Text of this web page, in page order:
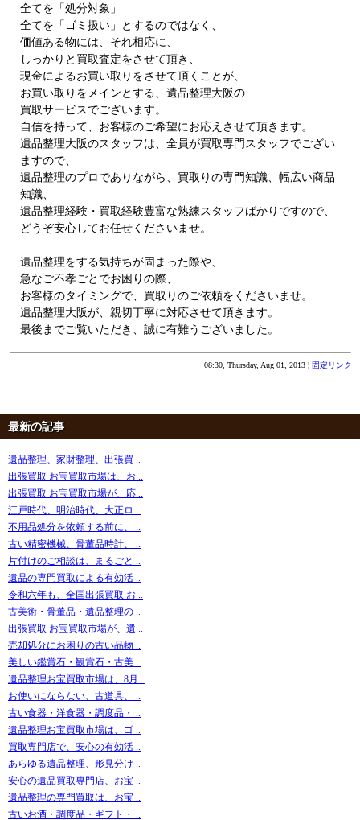
全てを「処分対象」
全てを「ゴミ扱い」とするのではなく、
価値ある物には、それ相応に、
しっかりと買取査定をさせて頂き、
現金によるお買い取りをさせて頂くことが、
お買い取りをメインとする、遺品整理大阪の
買取サービスでございます。
自信を持って、お客様のご希望にお応えさせて頂きます。
遺品整理大阪のスタッフは、全員が買取専門スタッフでござい
ますので、
遺品整理のプロでありながら、買取りの専門知識、幅広い商品
知識、
遺品整理経験・買取経験豊富な熟練スタッフばかりですので、
どうぞ安心してお任せくださいませ。
遺品整理をする気持ちが固まった際や、
急なご不孝ごとでお困りの際、
お客様のタイミングで、買取りのご依頼をくださいませ。
遺品整理大阪が、親切丁寧に対応させて頂きます。
最後までご覧いただき、誠に有難うございました。
08:30, Thursday, Aug 01, 2013 ¦ 固定リンク
最新の記事
遺品整理、家財整理、出張買 ..
出張買取 お宝買取市場は、お ..
出張買取 お宝買取市場が、応 ..
江戸時代、明治時代、大正ロ ..
不用品処分を依頼する前に、 ..
古い精密機械、骨董品時計、 ..
片付けのご相談は、まるごと ..
遺品の専門買取による有効活 ..
令和六年も、全国出張買取 お ..
古美術・骨董品・遺品整理の ..
出張買取 お宝買取市場が、遺 ..
売却処分にお困りの古い品物 ..
美しい鑑賞石・観賞石・古美 ..
遺品整理お宝買取市場は、8月 ..
お使いにならない、古道具、 ..
古い食器・洋食器・調度品・ ..
遺品整理お宝買取市場は、ゴ ..
買取専門店で、安心の有効活 ..
あらゆる遺品整理、形見分け ..
安心の遺品買取専門店、お宝 ..
遺品整理の専門買取は、お宝 ..
古いお酒・調度品・ギフト・ ..